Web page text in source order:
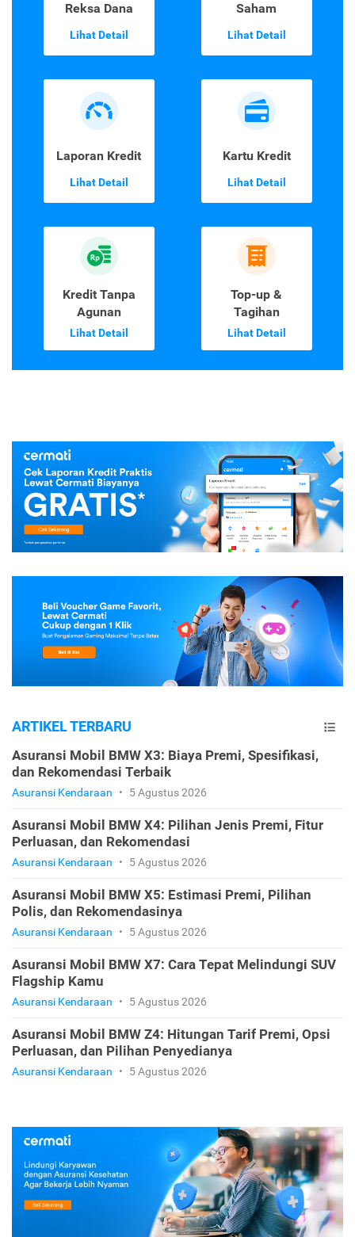
Reksa Dana
Lihat Detail
Saham
Lihat Detail
Laporan Kredit
Lihat Detail
Kartu Kredit
Lihat Detail
Kredit Tanpa
Agunan
Lihat Detail
Top-up &
Tagihan
Lihat Detail
ARTIKEL TERBARU
Asuransi Mobil BMW X3: Biaya Premi, Spesifikasi,
dan Rekomendasi Terbaik
Asuransi Kendaraan • 5 Agustus 2026
Asuransi Mobil BMW X4: Pilihan Jenis Premi, Fitur
Perluasan, dan Rekomendasi
Asuransi Kendaraan • 5 Agustus 2026
Asuransi Mobil BMW X5: Estimasi Premi, Pilihan
Polis, dan Rekomendasinya
Asuransi Kendaraan • 5 Agustus 2026
Asuransi Mobil BMW X7: Cara Tepat Melindungi SUV
Flagship Kamu
Asuransi Kendaraan • 5 Agustus 2026
Asuransi Mobil BMW Z4: Hitungan Tarif Premi, Opsi
Perluasan, dan Pilihan Penyedianya
Asuransi Kendaraan • 5 Agustus 2026